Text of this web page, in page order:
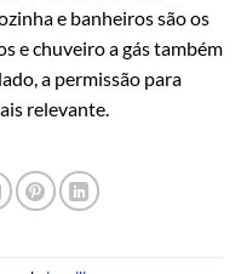
e banheiros são os
e chuveiro a gás também
a permissão para
relevante.